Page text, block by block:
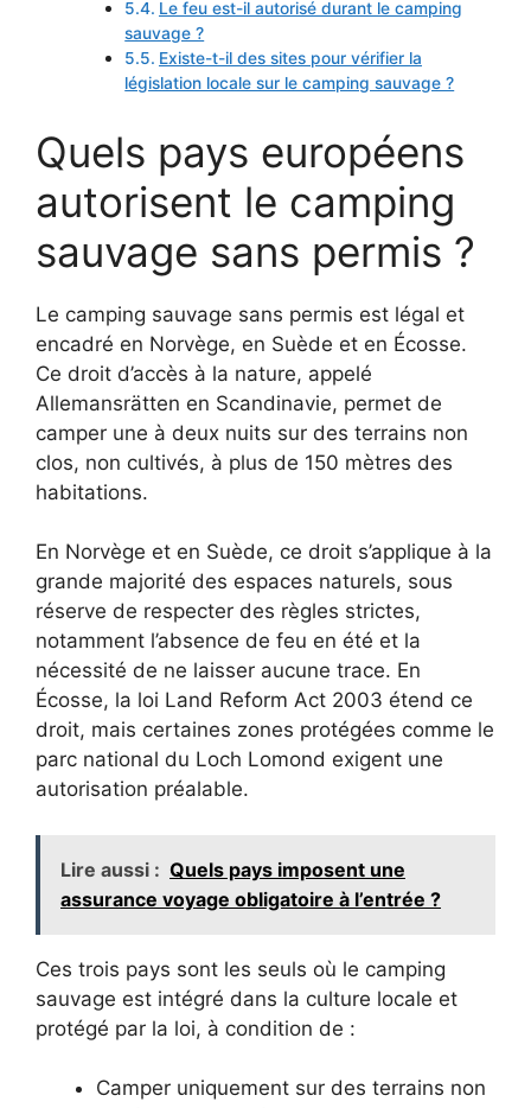
Le feu est-il autorisé durant le camping
sauvage ?
Existe-t-il des sites pour vérifier la
législation locale sur le camping sauvage ?
Quels pays européens
autorisent le camping
sauvage sans permis ?
Le camping sauvage sans permis est légal et
encadré en Norvège, en Suède et en Écosse.
Ce droit d’accès à la nature, appelé
Allemansrätten en Scandinavie, permet de
camper une à deux nuits sur des terrains non
clos, non cultivés, à plus de 150 mètres des
habitations.
En Norvège et en Suède, ce droit s’applique à la
grande majorité des espaces naturels, sous
réserve de respecter des règles strictes,
notamment l’absence de feu en été et la
nécessité de ne laisser aucune trace. En
Écosse, la loi Land Reform Act 2003 étend ce
droit, mais certaines zones protégées comme le
parc national du Loch Lomond exigent une
autorisation préalable.
Lire aussi : Quels pays imposent une
assurance voyage obligatoire à l’entrée ?
Ces trois pays sont les seuls où le camping
sauvage est intégré dans la culture locale et
protégé par la loi, à condition de :
Camper uniquement sur des terrains non